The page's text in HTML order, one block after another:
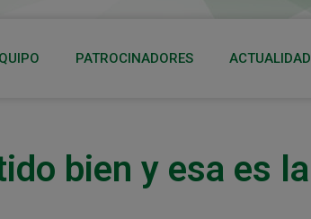
PATROCINADORES ACTUALIDAD
bien y esa es la